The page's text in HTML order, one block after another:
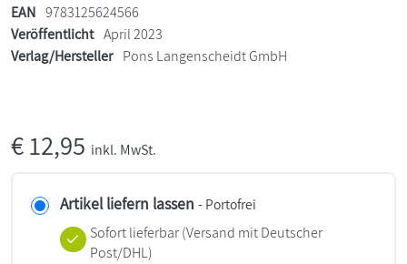
EAN 9783125624566
Veröffentlicht April 2023
Verlag/Hersteller Pons Langenscheidt GmbH
€12,95 inkl. MwSt.
Artikel liefern lassen - Portofrei
Sofort lieferbar(Versand mit Deutscher
Post/DHL)